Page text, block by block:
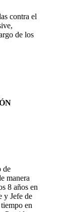
contra el
de los
de
manera
8 años en
y Jefe de
en